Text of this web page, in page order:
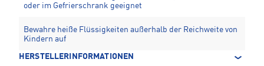
oder im Gefrierschrank geeignet
Bewahre heiße Flüssigkeiten außerhalb der Reichweite von
Kindern auf
HERSTELLERINFORMATIONEN